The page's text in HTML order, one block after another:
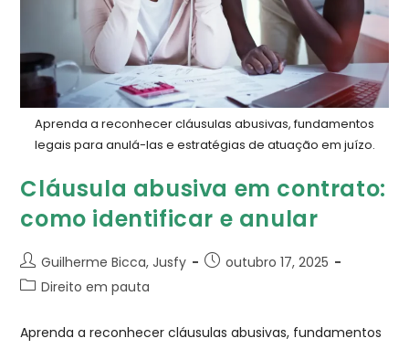
Aprenda a reconhecer cláusulas abusivas, fundamentos
legais para anulá-las e estratégias de atuação em juízo.
Cláusula abusiva em contrato:
como identificar e anular
Guilherme Bicca, Jusfy
outubro 17, 2025
Direito em pauta
Aprenda a reconhecer cláusulas abusivas, fundamentos